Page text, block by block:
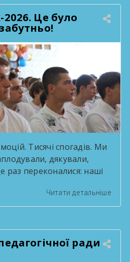
на наступний
зустрічі — нагода
шлях і побачити,
спільними
[…]
2026. Це було
Тисячі спогадів. Ми
дякували,
раз переконалися: наші
серцем творчих
конкурсів,
робили кожен день
— нові міста, професії,
перемоги. Але […]
Читати детальніше
ради